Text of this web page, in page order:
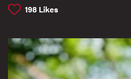
198 Likes